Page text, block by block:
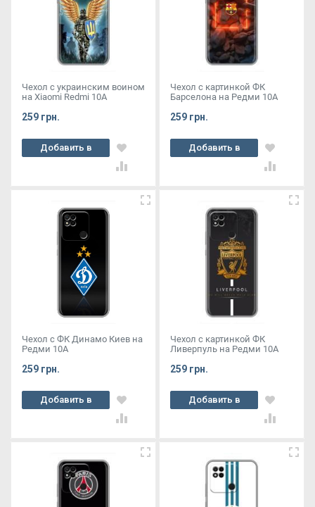
Чехол с украинским воином
на Xiaomi Redmi 10A
259 грн.
Добавить в
корзину
Чехол с картинкой ФК
Барселона на Редми 10А
259 грн.
Добавить в
корзину
Чехол с ФК Динамо Киев на
Редми 10А
259 грн.
Добавить в
корзину
Чехол с картинкой ФК
Ливерпуль на Редми 10А
259 грн.
Добавить в
корзину